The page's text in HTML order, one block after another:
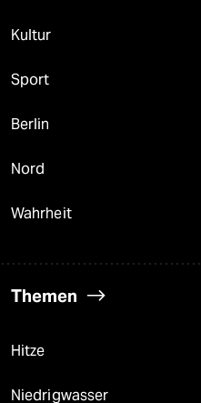
Kultur
Sport
Berlin
Nord
Wahrheit
Themen
Hitze
Niedrigwasser